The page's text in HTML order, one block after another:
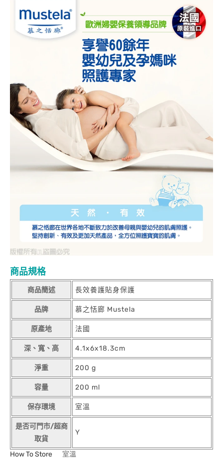
商品規格
商品簡述 長效養護貼身保護
品牌 慕之恬廊 Mustela
原產地 法國
深、寬、高 4.1x6x18.3cm
淨重 200 g
容量 200 ml
保存環境 室溫
是否可門市/超商
取貨
Y
How To Store 室溫